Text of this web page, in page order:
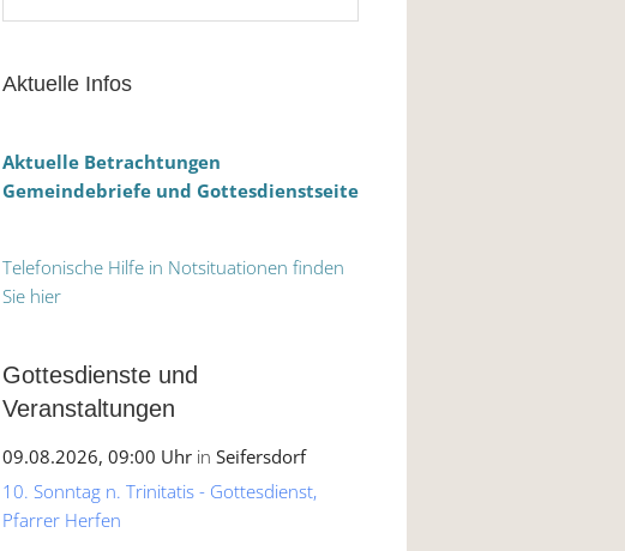
Aktuelle Infos
Aktuelle Betrachtungen
Gemeindebriefe und Gottesdienstseite
Telefonische Hilfe in Notsituationen finden
Sie hier
Gottesdienste und
Veranstaltungen
09.08.2026, 09:00 Uhr in Seifersdorf
10. Sonntag n. Trinitatis - Gottesdienst,
Pfarrer Herfen